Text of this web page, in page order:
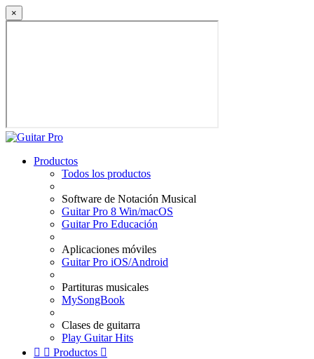
×
Productos
Todos los productos
Software de Notación Musical
Guitar Pro 8 Win/macOS
Guitar Pro Educación
Aplicaciones móviles
Guitar Pro iOS/Android
Partituras musicales
MySongBook
Clases de guitarra
Play Guitar Hits
  Productos 